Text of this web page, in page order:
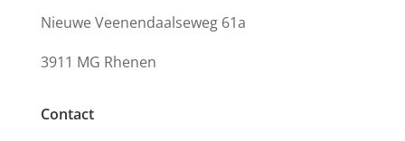
Nieuwe Veenendaalseweg 61a
3911 MG Rhenen
Contact